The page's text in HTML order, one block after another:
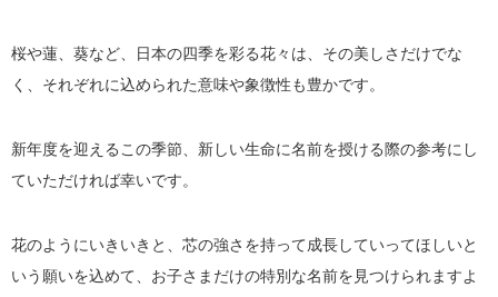
桜や蓮、葵など、日本の四季を彩る花々は、その美しさだけでな
く、それぞれに込められた意味や象徴性も豊かです。
新年度を迎えるこの季節、新しい生命に名前を授ける際の参考にし
ていただければ幸いです。
花のようにいきいきと、芯の強さを持って成長していってほしいと
いう願いを込めて、お子さまだけの特別な名前を見つけられますよ